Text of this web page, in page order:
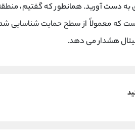
دست آورید. همانطور که گفتیم،
که معمولاً از سطح حمایت شناسایی
هشدار می دهد.